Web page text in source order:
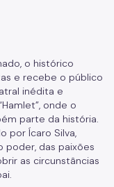
o histórico
e recebe o público
inédita e
onde o
parte da história.
por Ícaro Silva,
poder, das paixões
as circunstâncias